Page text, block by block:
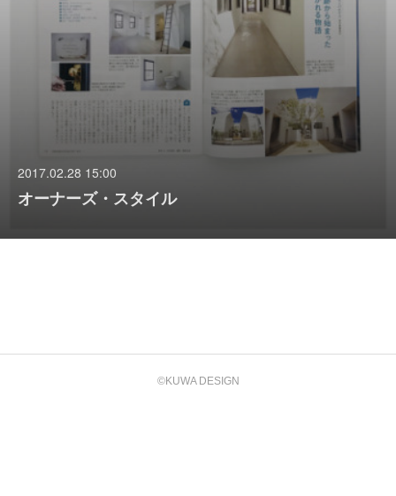
2017.02.28 15:00
オーナーズ・スタイル
©KUWA DESIGN